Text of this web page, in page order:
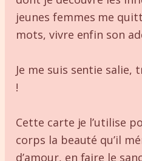
jeunes femmes me
mots, vivre enfin son
Je me suis sentie
!
Cette carte je l’utilise
corps la beauté qu’il
d’amour, en faire le